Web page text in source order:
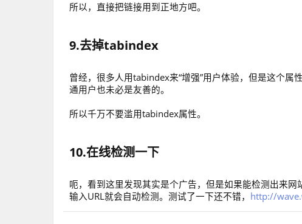
所以，直接把链接用到正地方吧。
9.去掉tabindex
曾经，很多人用tabindex来“增强”用户体验，但是这个
通用户也未必是友善的。
所以千万不要滥用tabindex属性。
10.在线检测一下
呃，看到这里发现其实是个广告，但是如果能检测出来
输入URL就会自动检测。测试了一下还不错， http://